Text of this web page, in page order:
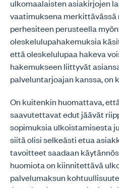
ulkomaalaisten asiakirjojen
vaatimuksena merkittävässä
perhesiteen perusteella
oleskelulupahakemuksia
että oleskelulupaa hakeva
hakemukseen liittyvät
palveluntarjoajan kanssa, on
On kuitenkin huomattava,
saavutettavat edut jäävät
sopimuksia ulkoistamisesta
siitä olisi selkeästi etua
tavoitteet saadaan
huomiota on kiinnitettävä
palvelumaksun